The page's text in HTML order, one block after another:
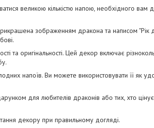
великою кількістю напою, необхідного вам
зображенням дракона та написом "Рік
та оригінальності. Цей декор включає
напоїв. Ви можете використовувати її як
для любителів драконів або тих, хто цінує
декору при правильному догляді.